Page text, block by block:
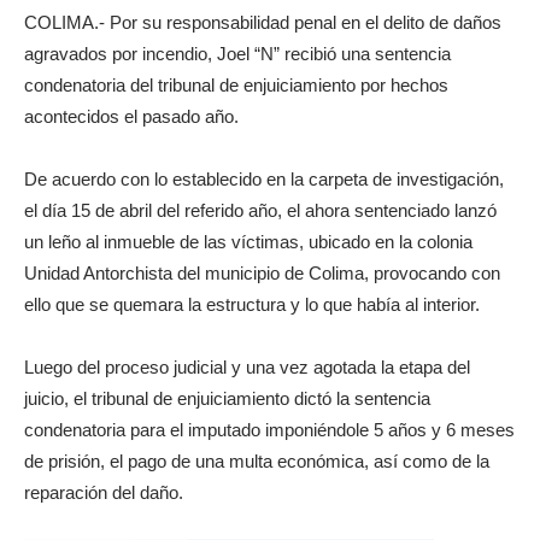
COLIMA.- Por su responsabilidad penal en el delito de daños
agravados por incendio, Joel “N” recibió una sentencia
condenatoria del tribunal de enjuiciamiento por hechos
acontecidos el pasado año.
De acuerdo con lo establecido en la carpeta de investigación,
el día 15 de abril del referido año, el ahora sentenciado lanzó
un leño al inmueble de las víctimas, ubicado en la colonia
Unidad Antorchista del municipio de Colima, provocando con
ello que se quemara la estructura y lo que había al interior.
Luego del proceso judicial y una vez agotada la etapa del
juicio, el tribunal de enjuiciamiento dictó la sentencia
condenatoria para el imputado imponiéndole 5 años y 6 meses
de prisión, el pago de una multa económica, así como de la
reparación del daño.